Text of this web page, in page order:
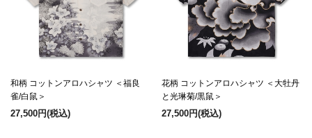
和柄 コットンアロハシャツ ＜福良
雀/白鼠＞
27,500円(税込)
花柄 コットンアロハシャツ ＜大牡丹
と光琳菊/黒鼠＞
27,500円(税込)